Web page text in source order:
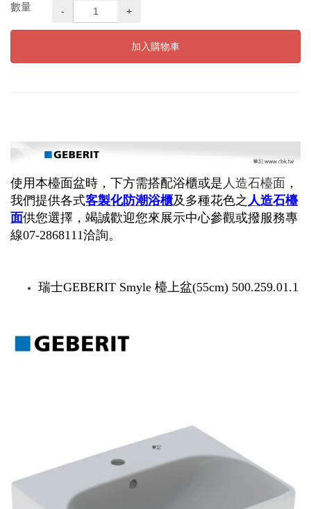
數量 - +
加入購物車
使用本檯面盆時，下方需搭配浴櫃或是 人造石檯面 ，
我們提供各式客製化防潮浴櫃及多種花色之 人造石檯
面供您選擇，竭誠歡迎您來展示中心參觀或撥服務專
線07-2868111洽詢。
瑞士GEBERIT Smyle 檯上盆(55cm) 500.259.01.1